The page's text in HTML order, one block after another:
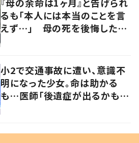
『母の余命は1ヶ月』と告げられ
るも「本人には本当のことを言
えず…」 母の死を後悔した女
小2で交通事故に遭い、意識不
明になった少女。命は助かる
も…医師「後遺症が出るかもし